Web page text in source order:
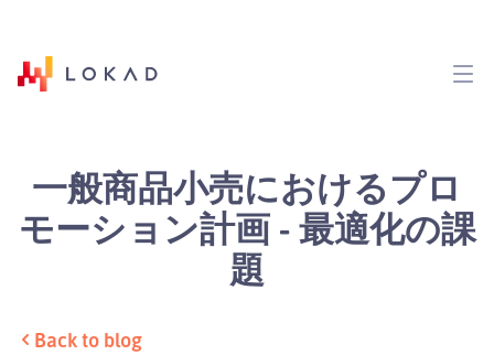
一般商品小売におけるプロ
モーション計画 - 最適化の課
題
Back to blog